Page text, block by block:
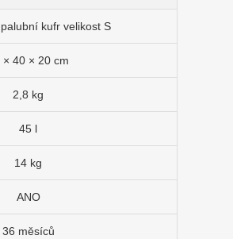
kufr velikost S
× 40 × 20 cm
2,8 kg
45 l
14 kg
ANO
36 měsíců